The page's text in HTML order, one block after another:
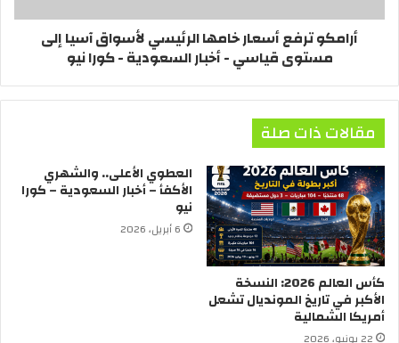
أرامكو ترفع أسعار خامها الرئيسي لأسواق آسيا إلى
مستوى قياسي - أخبار السعودية - كورا نيو
مقالات ذات صلة
كأس العالم 2026: النسخة
الأكبر في تاريخ المونديال تشعل
أمريكا الشمالية
22 يونيو، 2026
العطوي الأعلى.. والشهري
الأكفأ – أخبار السعودية – كورا
نيو
6 أبريل، 2026